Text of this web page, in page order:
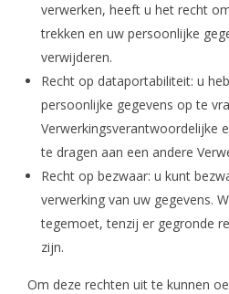
verwerken, heeft u het recht
trekken en uw persoonlijke
verwijderen.
Recht op dataportabiliteit: u
persoonlijke gegevens op te
Verwerkingsverantwoordelijke
te dragen aan een andere
Recht op bezwaar: u kunt
verwerking van uw gegevens.
tegemoet, tenzij er gegronde
zijn.
Om deze rechten uit te kunnen